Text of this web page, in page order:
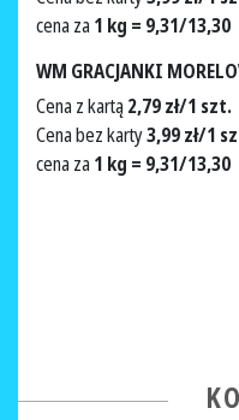
cena za 1 kg = 9,31/13,30
WM GRACJANKI
Cena z kartą 2,79 zł/1 szt.
Cena bez karty3,99 zł/1
cena za 1 kg = 9,31/13,30